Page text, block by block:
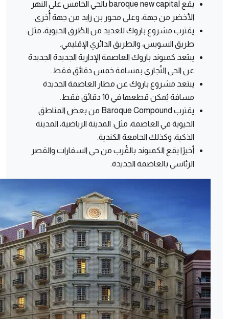
يقع baroque new capital بالحي الخامس على النهر
الأخضر من جهة، وعلى محور بن زايد من جهة أُخرى.
يقترب مشروع باروك للعديد من الطُرق الحيوية، مثل:
طريق السويس، والطريق الدائري الإقليمي.
يبتعد كمبوند باروك العاصمة الإدارية الجديدة الجديدة
عن الحي التُجاري بمسافة خمس دقائق فقط.
يبتعد مشروع باروك عن مطار العاصمة الجديدة
مسافة يُمكن قطعها في 10 دقائق فقط.
يقترب Baroque Compound من بعض المناطق
الحيوية في العاصمة، مثل: المدينة الرياضية، المدينة
الذكية، وكذلك الجامعة الكندية.
أخيرًا يقع الكمبوند بالقُرب من حي السفارات والقصر
الرئاسي بالعاصمة الجديدة.